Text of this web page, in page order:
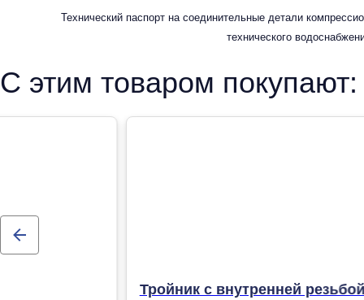
Технический паспорт на соединительные детали
технического
С этим товаром покупают:
Тройник с внутренней